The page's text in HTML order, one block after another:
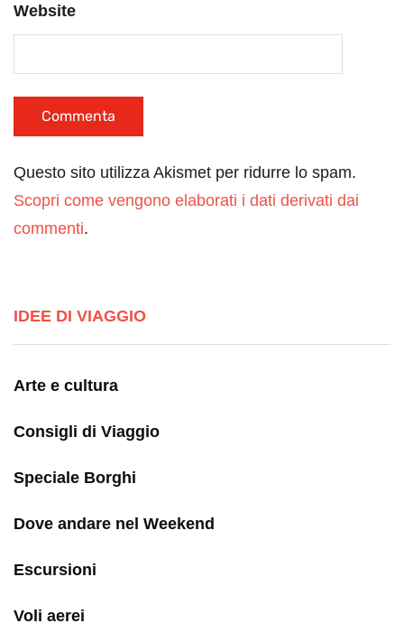
Website
Questo sito utilizza Akismet per ridurre lo spam.
Scopri come vengono elaborati i dati derivati dai
commenti.
IDEE DI VIAGGIO
Arte e cultura
Consigli di Viaggio
Speciale Borghi
Dove andare nel Weekend
Escursioni
Voli aerei